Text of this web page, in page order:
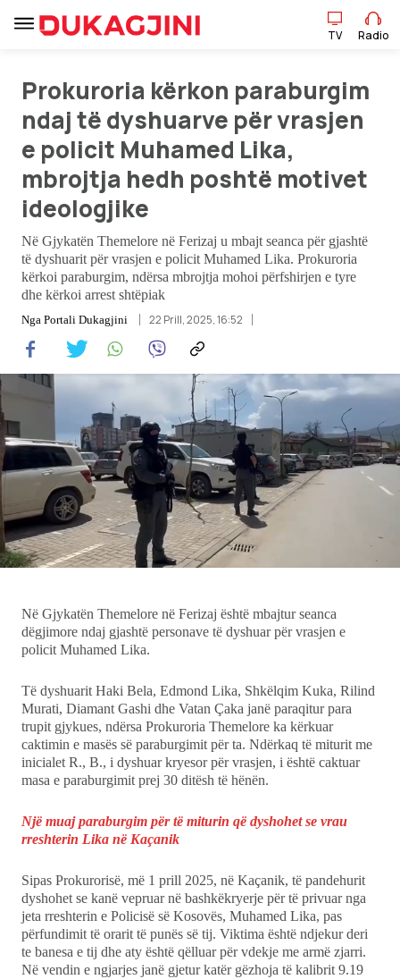
TV Radio
Lajme
Sport
Pikëpamje
Kulturë
Showbiz
Ekonomi
Teknologji
Udhëtime
TV Radio
Prokuroria kërkon paraburgim
ndaj të dyshuarve për vrasjen
e policit Muhamed Lika,
mbrojtja hedh poshtë motivet
ideologjike
Në Gjykatën Themelore në Ferizaj u mbajt seanca për gjashtë
të dyshuarit për vrasjen e policit Muhamed Lika. Prokuroria
kërkoi paraburgim, ndërsa mbrojtja mohoi përfshirjen e tyre
dhe kërkoi arrest shtëpiak
Nga Portali Dukagjini 22 Prill, 2025, 16:52
Në Gjykatën Themelore në Ferizaj është mbajtur seanca
dëgjimore ndaj gjashtë personave të dyshuar për vrasjen e
policit Muhamed Lika.
Të dyshuarit Haki Bela, Edmond Lika, Shkëlqim Kuka, Rilind
Murati, Diamant Gashi dhe Vatan Çaka janë paraqitur para
trupit gjykues, ndërsa Prokuroria Themelore ka kërkuar
caktimin e masës së paraburgimit për ta. Ndërkaq të miturit me
inicialet R., B., i dyshuar kryesor për vrasjen, i është caktuar
masa e paraburgimit prej 30 ditësh të hënën.
Një muaj paraburgim për të miturin që dyshohet se vrau
rreshterin Lika në Kaçanik
Sipas Prokurorisë, më 1 prill 2025, në Kaçanik, të pandehurit
dyshohet se kanë vepruar në bashkëkryerje për të privuar nga
jeta rreshterin e Policisë së Kosovës, Muhamed Lika, pas
përfundimit të orarit të punës së tij. Viktima është ndjekur deri
te banesa e tij dhe aty është qëlluar për vdekje me armë zjarri.
Në vendin e ngjarjes janë gjetur katër gëzhoja të kalibrit 9.19